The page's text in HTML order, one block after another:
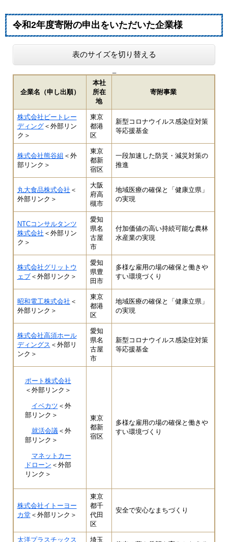
令和2年度寄附の申出をいただいた企業様​
表のサイズを切り替える
企業名（申し出順）
本社
所在
地
寄附事業
株式会社ビートレー
ディング＜外部リン
ク＞
東京
都港
区
新型コロナウイルス感染症対策
等応援基金
株式会社熊谷組 ＜外
部リンク＞
東京
都新
宿区
一段加速した防災・減災対策の
推進
丸大食品株式会社 ＜
外部リンク＞
大阪
府高
槻市
地域医療の確保と「健康立県」
の実現
NTCコンサルタンツ
株式会社 ＜外部リン
ク＞
愛知
県名
古屋
市
付加価値の高い持続可能な農林
水産業の実現
株式会社グリットウ
ェブ＜外部リンク＞
愛知
県豊
田市
多様な雇用の場の確保と働きや
すい環境づくり
昭和電工株式会社 ＜
外部リンク＞
東京
都港
区
地域医療の確保と「健康立県」
の実現
株式会社高須ホール
ディングス ＜外部リ
ンク＞
愛知
県名
古屋
市
新型コロナウイルス感染症対策
等応援基金
ポート株式会社
＜外部リンク＞
イベカツ ＜外
部リンク＞
就活会議＜外
部リンク＞
マネットカー
ドローン ＜外部
リンク＞
東京
都新
宿区
多様な雇用の場の確保と働きや
すい環境づくり
株式会社イトーヨー
カ堂＜外部リンク＞
東京
都千
代田
区
安全で安心なまちづくり
太洋プラスチックス
埼玉